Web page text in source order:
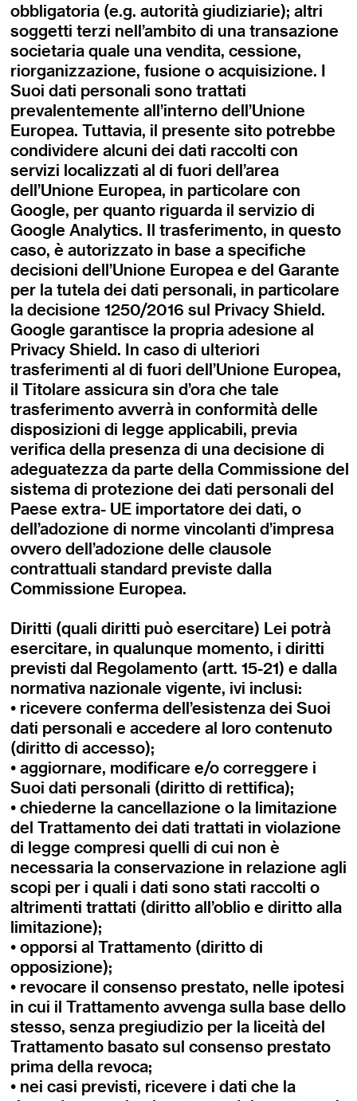
obbligatoria (e.g. autorità giudiziarie); altri
soggetti terzi nell’ambito di una transazione
societaria quale una vendita, cessione,
riorganizzazione, fusione o acquisizione. I
Suoi dati personali sono trattati
prevalentemente all’interno dell’Unione
Europea. Tuttavia, il presente sito potrebbe
condividere alcuni dei dati raccolti con
servizi localizzati al di fuori dell’area
dell’Unione Europea, in particolare con
Google, per quanto riguarda il servizio di
Google Analytics. Il trasferimento, in questo
caso, è autorizzato in base a specifiche
decisioni dell’Unione Europea e del Garante
per la tutela dei dati personali, in particolare
la decisione 1250/2016 sul Privacy Shield.
Google garantisce la propria adesione al
Privacy Shield. In caso di ulteriori
trasferimenti al di fuori dell’Unione Europea,
il Titolare assicura sin d’ora che tale
trasferimento avverrà in conformità delle
disposizioni di legge applicabili, previa
verifica della presenza di una decisione di
adeguatezza da parte della Commissione del
sistema di protezione dei dati personali del
Paese extra- UE importatore dei dati, o
dell’adozione di norme vincolanti d’impresa
ovvero dell’adozione delle clausole
contrattuali standard previste dalla
Commissione Europea.
Diritti (quali diritti può esercitare) Lei potrà
esercitare, in qualunque momento, i diritti
previsti dal Regolamento (artt. 15-21) e dalla
normativa nazionale vigente, ivi inclusi:
• ricevere conferma dell’esistenza dei Suoi
dati personali e accedere al loro contenuto
(diritto di accesso);
• aggiornare, modificare e/o correggere i
Suoi dati personali (diritto di rettifica);
• chiederne la cancellazione o la limitazione
del Trattamento dei dati trattati in violazione
di legge compresi quelli di cui non è
necessaria la conservazione in relazione agli
scopi per i quali i dati sono stati raccolti o
altrimenti trattati (diritto all’oblio e diritto alla
limitazione);
• opporsi al Trattamento (diritto di
opposizione);
• revocare il consenso prestato, nelle ipotesi
in cui il Trattamento avvenga sulla base dello
stesso, senza pregiudizio per la liceità del
Trattamento basato sul consenso prestato
prima della revoca;
• nei casi previsti, ricevere i dati che la